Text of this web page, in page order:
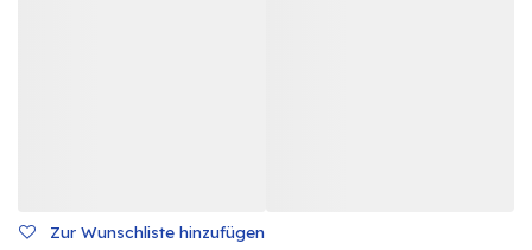
Zur Wunschliste hinzufügen